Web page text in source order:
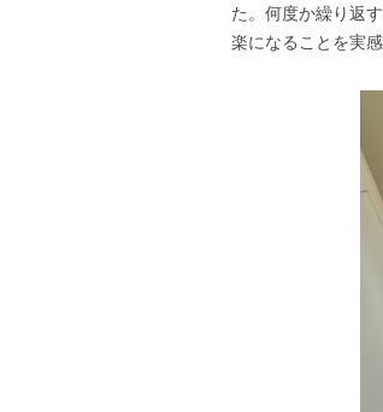
た。何度か繰り返
楽になることを実感